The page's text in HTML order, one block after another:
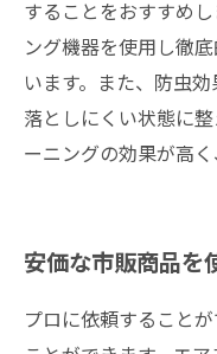
することをおすすめ
ング機器を使用し徹
います。また、防虫
落としにくい状態に
ーニングの効果が高く
安価な市販商品を
プロに依頼すること